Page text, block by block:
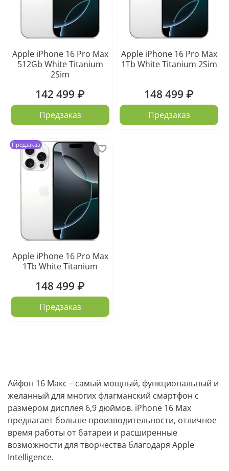
Apple iPhone 16 Pro Max
512Gb White Titanium
2Sim
142 499 ₽
Предзаказ
Apple iPhone 16 Pro Max
1Tb White Titanium 2Sim
148 499 ₽
Предзаказ
Предзаказ
Apple iPhone 16 Pro Max
1Tb White Titanium
148 499 ₽
Предзаказ
Айфон 16 Макс – самый мощный, функциональный и
желанный для многих флагманский смартфон с
размером дисплея 6,9 дюймов. iPhone 16 Max
предлагает больше производительности, отличное
время работы от батареи и расширенные
возможности для творчества благодаря Apple
Intelligence.